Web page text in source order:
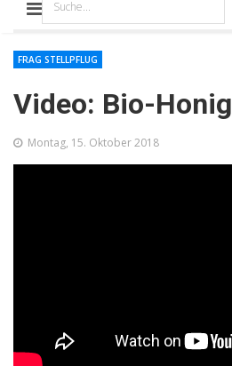
Video: Bio-Honig
FRAG STELLPFLUG
Montag, 15. Oktober 2018